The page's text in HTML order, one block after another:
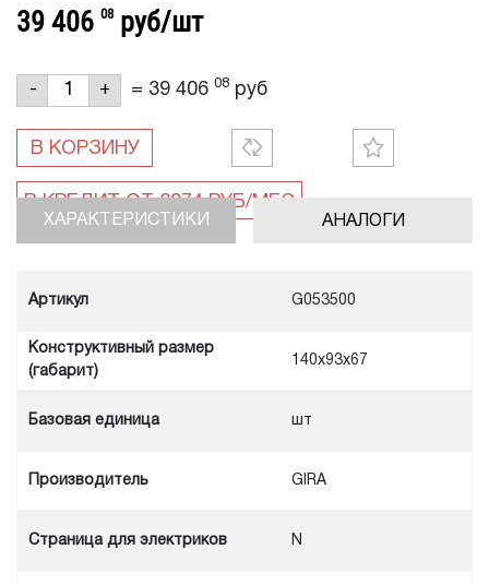
39 406 08 руб/шт
- + = 39 406 08 руб
В КОРЗИНУ
АНАЛОГИ
ХАРАКТЕРИСТИКИ
Артикул G053500
Конструктивный размер
(габарит)
140x93x67
Базовая единица шт
Производитель GIRA
Cтраница для электриков N